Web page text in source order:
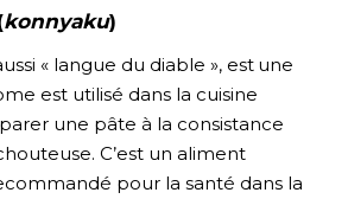
konnyaku)
« langue du diable », est une
est utilisé dans la cuisine
une pâte à la consistance
C’est un aliment
pour la santé dans la